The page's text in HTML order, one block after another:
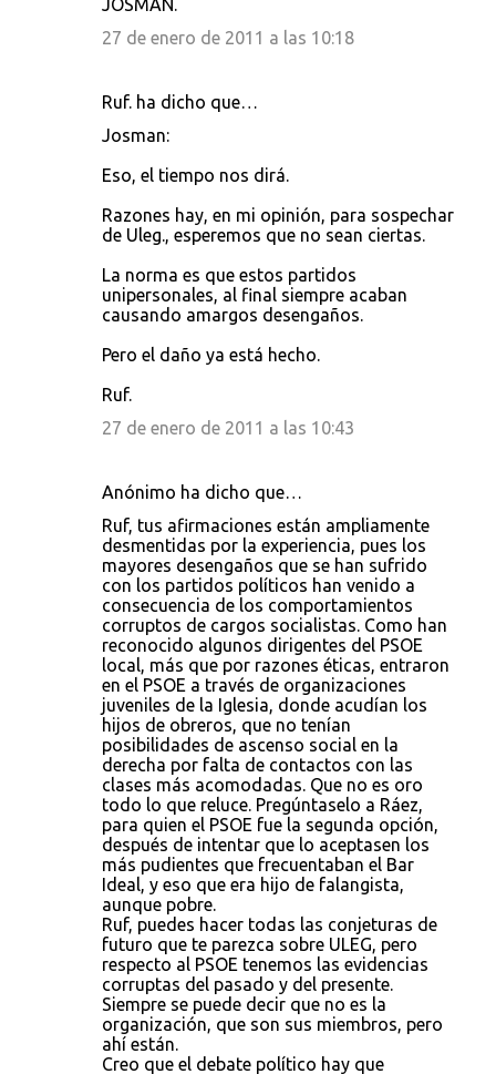
JOSMAN.
27 de enero de 2011 a las 10:18
Ruf. ha dicho que…
Josman:
Eso, el tiempo nos dirá.
Razones hay, en mi opinión, para sospechar
de Uleg., esperemos que no sean ciertas.
La norma es que estos partidos
unipersonales, al final siempre acaban
causando amargos desengaños.
Pero el daño ya está hecho.
Ruf.
27 de enero de 2011 a las 10:43
Anónimo ha dicho que…
Ruf, tus afirmaciones están ampliamente
desmentidas por la experiencia, pues los
mayores desengaños que se han sufrido
con los partidos políticos han venido a
consecuencia de los comportamientos
corruptos de cargos socialistas. Como han
reconocido algunos dirigentes del PSOE
local, más que por razones éticas, entraron
en el PSOE a través de organizaciones
juveniles de la Iglesia, donde acudían los
hijos de obreros, que no tenían
posibilidades de ascenso social en la
derecha por falta de contactos con las
clases más acomodadas. Que no es oro
todo lo que reluce. Pregúntaselo a Ráez,
para quien el PSOE fue la segunda opción,
después de intentar que lo aceptasen los
más pudientes que frecuentaban el Bar
Ideal, y eso que era hijo de falangista,
aunque pobre.
Ruf, puedes hacer todas las conjeturas de
futuro que te parezca sobre ULEG, pero
respecto al PSOE tenemos las evidencias
corruptas del pasado y del presente.
Siempre se puede decir que no es la
organización, que son sus miembros, pero
ahí están.
Creo que el debate político hay que